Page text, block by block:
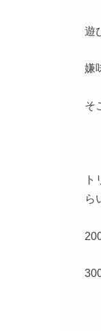
遊
嫌
そ
ら